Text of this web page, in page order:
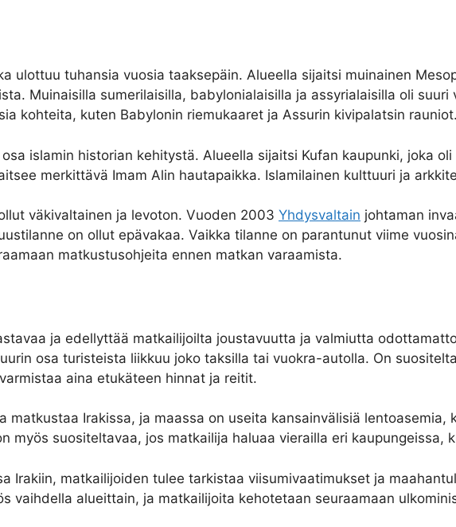
ulottuu tuhansia vuosia taaksepäin. Alueella sijaitsi muinainen
Muinaisilla sumerilaisilla, babylonialaisilla ja assyrialaisilla oli
kohteita, kuten Babylonin riemukaaret ja Assurin kivipalatsin rauniot.
islamin historian kehitystä. Alueella sijaitsi Kufan kaupunki, joka
merkittävä Imam Alin hautapaikka. Islamilainen kulttuuri ja
väkivaltainen ja levoton. Vuoden 2003 Yhdysvaltain johtaman
on ollut epävakaa. Vaikka tilanne on parantunut viime
matkustusohjeita ennen matkan varaamista.
ja edellyttää matkailijoilta joustavuutta ja valmiutta
osa turisteista liikkuu joko taksilla tai vuokra-autolla. On
aina etukäteen hinnat ja reitit.
matkustaa Irakissa, ja maassa on useita kansainvälisiä lentoasemia,
myös suositeltavaa, jos matkailija haluaa vierailla eri kaupungeissa,
Irakiin, matkailijoiden tulee tarkistaa viisumivaatimukset ja
vaihdella alueittain, ja matkailijoita kehotetaan seuraamaan